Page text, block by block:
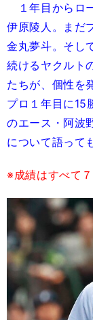
１年目からロ
伊原陵人。まだ
金丸夢斗。そし
続けるヤクルト
たちが、個性を
プロ１年目に15
のエース・阿波
について語って
※成績はすべて